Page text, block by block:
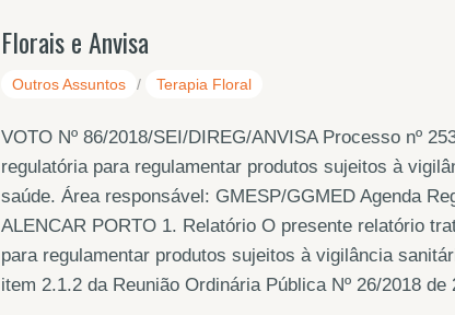
Florais e Anvisa
Outros Assuntos / Terapia Floral
VOTO Nº 86/2018/SEI/DIREG/ANVISA Processo nº
regulatória para regulamentar produtos sujeitos à
saúde. Área responsável: GMESP/GGMED Agenda
ALENCAR PORTO 1. Relatório O presente relatório
para regulamentar produtos sujeitos à vigilância
item 2.1.2 da Reunião Ordinária Pública Nº 26/2018 de